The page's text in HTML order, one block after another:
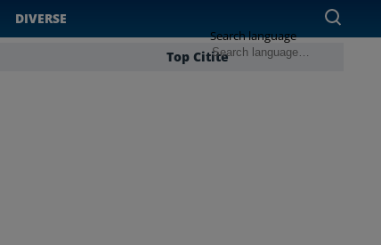
DIVERSE
Top Citite
Search language